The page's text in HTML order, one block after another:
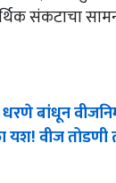
संकटाचा
बांधून
वीज तोडणी